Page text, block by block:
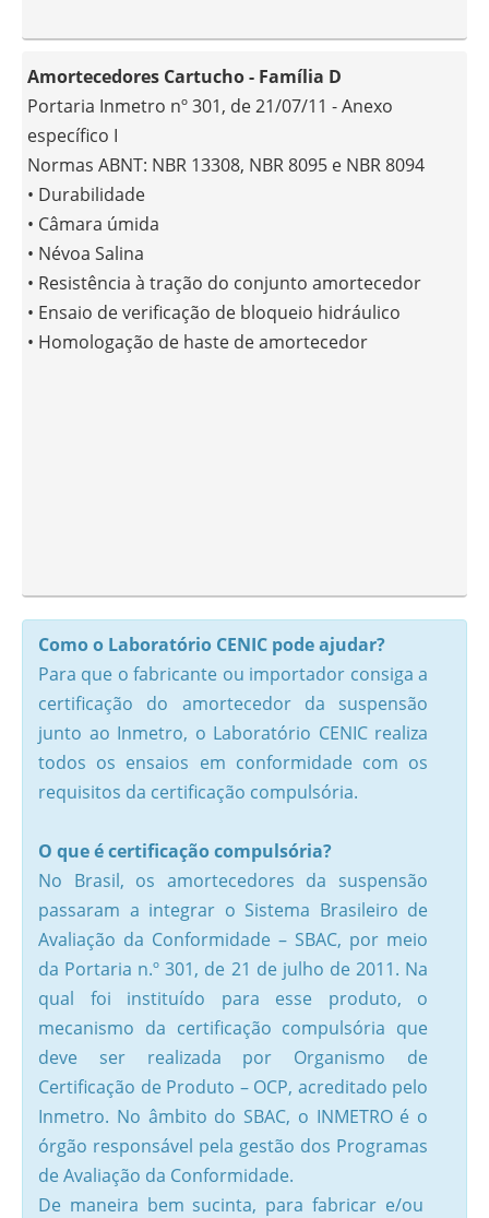
Amortecedores Cartucho - Família D
Portaria Inmetro nº 301, de 21/07/11 - Anexo
específico I
Normas ABNT: NBR 13308, NBR 8095 e NBR 8094
• Durabilidade
• Câmara úmida
• Névoa Salina
• Resistência à tração do conjunto amortecedor
• Ensaio de verificação de bloqueio hidráulico
• Homologação de haste de amortecedor
Como o Laboratório CENIC pode ajudar?
Para que o fabricante ou importador consiga a
certificação do amortecedor da suspensão
junto ao Inmetro, o Laboratório CENIC realiza
todos os ensaios em conformidade com os
requisitos da certificação compulsória.
O que é certificação compulsória?
No Brasil, os amortecedores da suspensão
passaram a integrar o Sistema Brasileiro de
Avaliação da Conformidade – SBAC, por meio
da Portaria n.º 301, de 21 de julho de 2011. Na
qual foi instituído para esse produto, o
mecanismo da certificação compulsória que
deve ser realizada por Organismo de
Certificação de Produto – OCP, acreditado pelo
Inmetro. No âmbito do SBAC, o INMETRO é o
órgão responsável pela gestão dos Programas
de Avaliação da Conformidade.
De maneira bem sucinta, para fabricar e/ou